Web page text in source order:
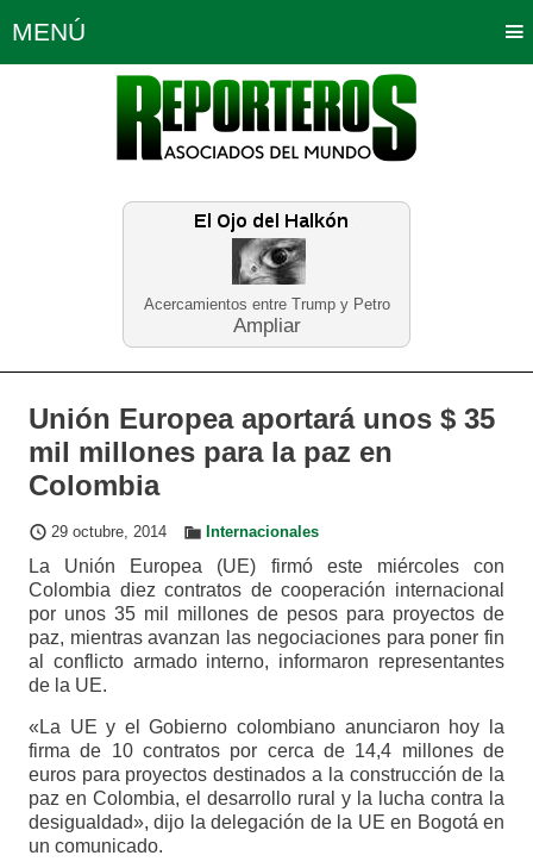
Acercamientos entre Trump y Petro
Ampliar
MENÚ
Política Opinión Bogotá
Planeta Tierra Deportes
Educación Neira
Unión Europea aportará unos $ 35
mil millones para la paz en
Colombia
29 octubre, 2014 Internacionales
La Unión Europea (UE) firmó este miércoles con
Colombia diez contratos de cooperación internacional
por unos 35 mil millones de pesos para proyectos de
paz, mientras avanzan las negociaciones para poner fin
al conflicto armado interno, informaron representantes
de la UE.
«La UE y el Gobierno colombiano anunciaron hoy la
firma de 10 contratos por cerca de 14,4 millones de
euros para proyectos destinados a la construcción de la
paz en Colombia, el desarrollo rural y la lucha contra la
desigualdad», dijo la delegación de la UE en Bogotá en
un comunicado.